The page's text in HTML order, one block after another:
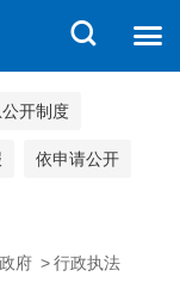
开制度
依申请公开
府 > 行政执法